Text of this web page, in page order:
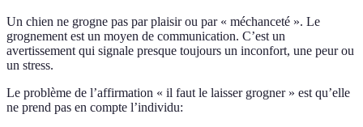
Un chien ne grogne pas par plaisir ou par « méchanceté ». Le
grognement est un moyen de communication. C’est un
avertissement qui signale presque toujours un inconfort, une peur ou
un stress.
Le problème de l’affirmation « il faut le laisser grogner » est qu’elle
ne prend pas en compte l’individu: